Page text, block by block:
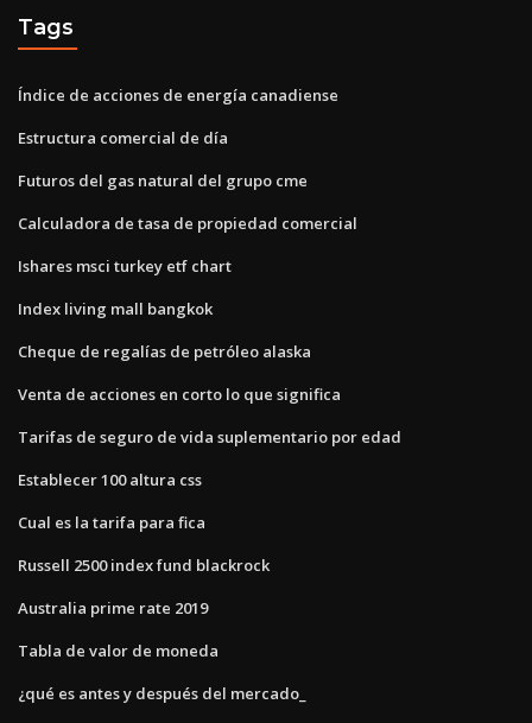
Tags
Índice de acciones de energía canadiense
Estructura comercial de día
Futuros del gas natural del grupo cme
Calculadora de tasa de propiedad comercial
Ishares msci turkey etf chart
Index living mall bangkok
Cheque de regalías de petróleo alaska
Venta de acciones en corto lo que significa
Tarifas de seguro de vida suplementario por edad
Establecer 100 altura css
Cual es la tarifa para fica
Russell 2500 index fund blackrock
Australia prime rate 2019
Tabla de valor de moneda
¿qué es antes y después del mercado_